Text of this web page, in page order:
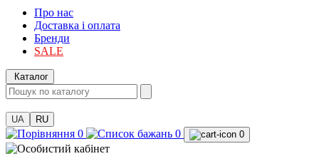
Про нас
Доставка і оплата
Бренди
SALE
Каталог
UA RU
0 0 0